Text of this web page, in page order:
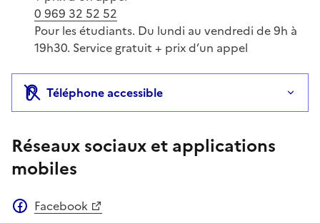
0 969 32 52 52
Pour les étudiants. Du lundi au vendredi de 9h à
19h30. Service gratuit + prix d’un appel
Téléphone accessible
Réseaux sociaux et applications
mobiles
Facebook